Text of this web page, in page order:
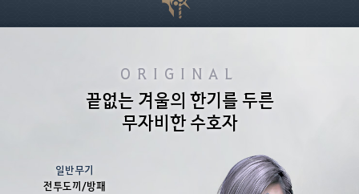
ORIGINAL
끝없는 겨울의 한기를 두른
무자비한 수호자
일반무기
전투도끼/방패